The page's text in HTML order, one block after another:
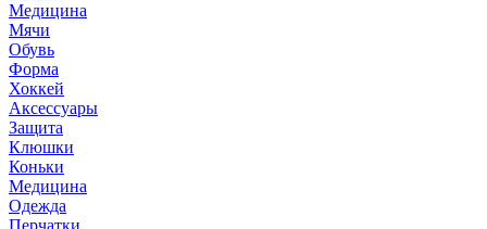
Медицина
Мячи
Обувь
Форма
Хоккей
Аксессуары
Защита
Клюшки
Коньки
Медицина
Одежда
Перчатки